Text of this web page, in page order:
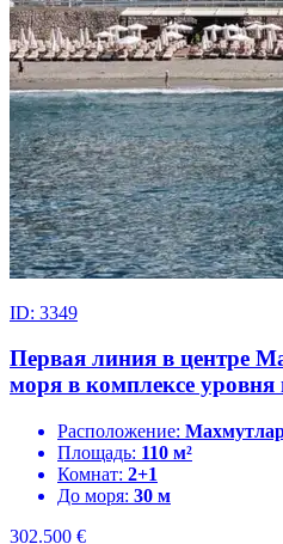
ID: 3349
Первая линия в центре
моря в комплексе уровня
Расположение:
Площадь: 110 м²
Комнат: 2+1
До моря: 30 м
302.500 €